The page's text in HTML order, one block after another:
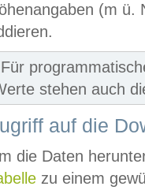
(m ü.
Für
stehen auch
auf die
die Daten
zu einem